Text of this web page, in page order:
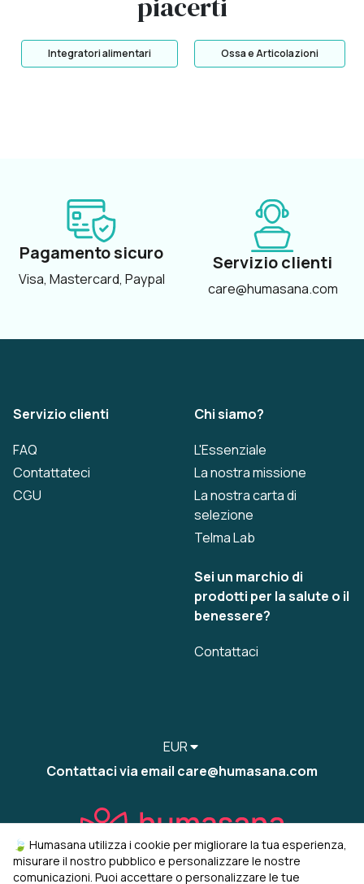
piacerti
Integratori alimentari Ossa e Articolazioni
Pagamento sicuro
Visa, Mastercard, Paypal
Servizio clienti
care@humasana.com
Servizio clienti
FAQ
Contattateci
CGU
Chi siamo?
L'Essenziale
La nostra missione
La nostra carta di
selezione
Telma Lab
Sei un marchio di
prodotti per la salute o il
benessere?
Contattaci
EUR
Contattaci via email care@humasana.com
🍃 Humasana utilizza i cookie per migliorare la tua esperienza,
misurare il nostro pubblico e personalizzare le nostre
comunicazioni. Puoi accettare o personalizzare le tue